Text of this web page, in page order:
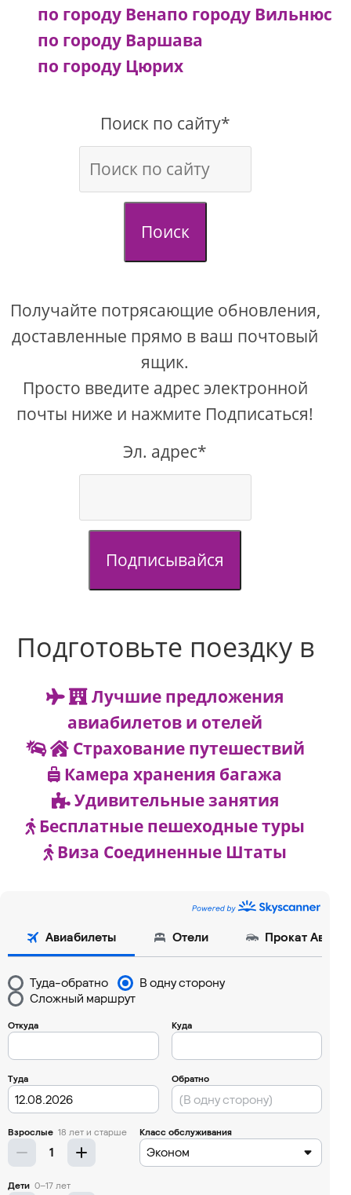
по городу Венапо городу Вильнюс
по городу Варшава
по городу Цюрих
Поиск по сайту*
Поиск
Получайте потрясающие обновления,
доставленные прямо в ваш почтовый
ящик.
Просто введите адрес электронной
почты ниже и нажмите Подписаться!
Эл. адрес*
Подписывайся
Подготовьте поездку в
Лучшие предложения
авиабилетов и отелей
Страхование путешествий
Камера хранения багажа
Удивительные занятия
Бесплатные пешеходные туры
Виза Соединенные Штаты